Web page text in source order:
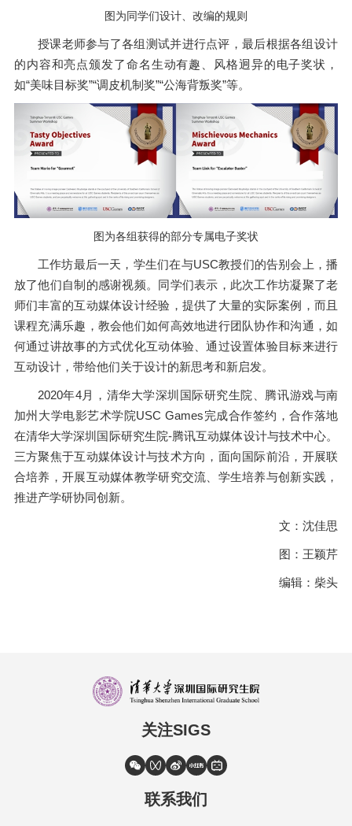
图为同学们设计、改编的规则
授课老师参与了各组测试并进行点评，最后根据各组设计
的内容和亮点颁发了命名生动有趣、风格迥异的电子奖状，
如“美味目标奖”“调皮机制奖”“公海背叛奖”等。
图为各组获得的部分专属电子奖状
工作坊最后一天，学生们在与USC教授们的告别会上，播
放了他们自制的感谢视频。同学们表示，此次工作坊凝聚了老
师们丰富的互动媒体设计经验，提供了大量的实际案例，而且
课程充满乐趣，教会他们如何高效地进行团队协作和沟通，如
何通过讲故事的方式优化互动体验、通过设置体验目标来进行
互动设计，带给他们关于设计的新思考和新启发。
2020年4月，清华大学深圳国际研究生院、腾讯游戏与南
加州大学电影艺术学院USC Games完成合作签约，合作落地
在清华大学深圳国际研究生院-腾讯互动媒体设计与技术中心。
三方聚焦于互动媒体设计与技术方向，面向国际前沿，开展联
合培养，开展互动媒体教学研究交流、学生培养与创新实践，
推进产学研协同创新。
文：沈佳思
图：王颖芹
编辑：柴头
关注SIGS
联系我们